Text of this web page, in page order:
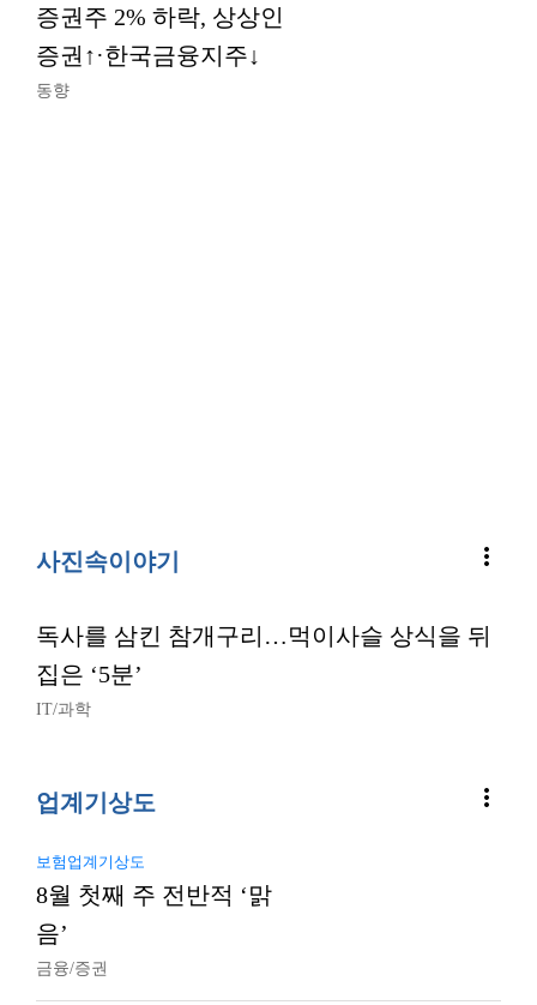
증권주 2% 하락, 상상인
증권↑·한국금융지주↓
동향
사진속이야기 more_vert
독사를 삼킨 참개구리…먹이사슬 상식을 뒤
집은 ‘5분’
IT/과학
업계기상도 more_vert
보험업계기상도
8월 첫째 주 전반적 ‘맑
음’
금융/증권